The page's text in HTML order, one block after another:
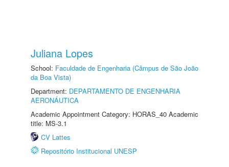
Juliana Lopes
School: Faculdade de Engenharia (Câmpus de São João
da Boa Vista)
Department: DEPARTAMENTO DE ENGENHARIA
AERONÁUTICA
Academic Appointment Category: HORAS_40 Academic
title: MS-3.1
CV Lattes
Repositório Institucional UNESP